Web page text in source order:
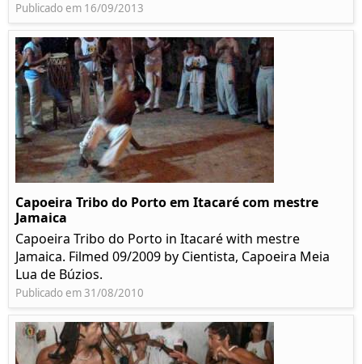
Publicado em 16/09/2013
Capoeira Tribo do Porto em Itacaré com mestre
Jamaica
Capoeira Tribo do Porto in Itacaré with mestre
Jamaica. Filmed 09/2009 by Cientista, Capoeira Meia
Lua de Búzios.
Publicado em 31/08/2010